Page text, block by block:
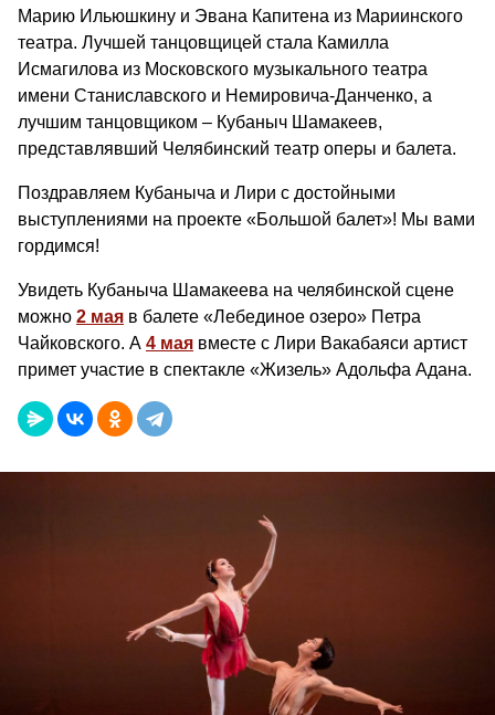
Марию Ильюшкину и Эвана Капитена из Мариинского
театра. Лучшей танцовщицей стала Камилла
Исмагилова из Московского музыкального театра
имени Станиславского и Немировича-Данченко, а
лучшим танцовщиком – Кубаныч Шамакеев,
представлявший Челябинский театр оперы и балета.
Поздравляем Кубаныча и Лири с достойными
выступлениями на проекте «Большой балет»! Мы вами
гордимся!
Увидеть Кубаныча Шамакеева на челябинской сцене
можно 2 мая в балете «Лебединое озеро» Петра
Чайковского. А 4 мая вместе с Лири Вакабаяси артист
примет участие в спектакле «Жизель» Адольфа Адана.